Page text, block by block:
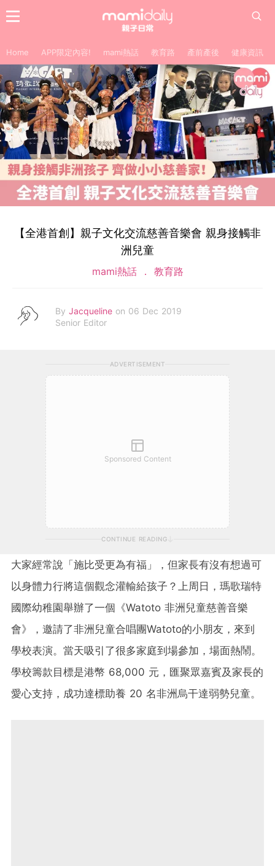
Home APP限定內容! mami熱話 教育路 產前產後 健康資訊
【全港首創】親子文化交流慈善音樂會 親身接觸非
洲兒童
mami熱話 教育路
By Jacqueline on 06 Dec 2019
Senior Editor
ADVERTISEMENT
Sponsored Content
CONTINUE READING
大家經常說「施比受更為有福」，但家長有沒有想過可
以身體力行將這個觀念灌輸給孩子？上周日，瑪歌瑞特
國際幼稚園舉辦了一個《Watoto 非洲兒童慈善音樂
會》，邀請了非洲兒童合唱團Watoto的小朋友，來到
學校表演。當天吸引了很多家庭到場參加，場面熱鬧。
學校籌款目標是港幣 68,000 元，匯聚眾嘉賓及家長的
愛心支持，成功達標助養 20 名非洲烏干達弱勢兒童。